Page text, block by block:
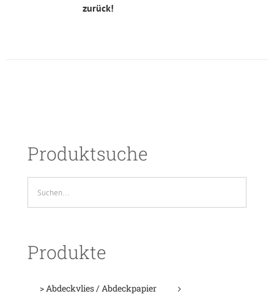
zurück!
Produktsuche
Produkte
> Abdeckvlies / Abdeckpapier